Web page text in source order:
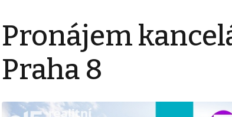
Pronájem
Praha 8